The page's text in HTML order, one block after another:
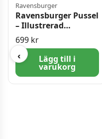
‹
Ravensburger
Ravensburger Pussel
– Illustrerad
världskarta 5000
bitar
699 kr
Lägg till i
varukorg